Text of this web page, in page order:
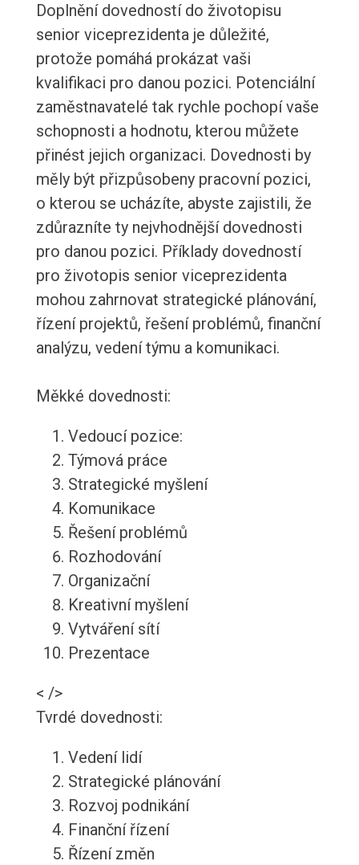
Doplnění dovedností do životopisu
senior viceprezidenta je důležité,
protože pomáhá prokázat vaši
kvalifikaci pro danou pozici. Potenciální
zaměstnavatelé tak rychle pochopí vaše
schopnosti a hodnotu, kterou můžete
přinést jejich organizaci. Dovednosti by
měly být přizpůsobeny pracovní pozici,
o kterou se ucházíte, abyste zajistili, že
zdůrazníte ty nejvhodnější dovednosti
pro danou pozici. Příklady dovedností
pro životopis senior viceprezidenta
mohou zahrnovat strategické plánování,
řízení projektů, řešení problémů, finanční
analýzu, vedení týmu a komunikaci.
Měkké dovednosti:
Vedoucí pozice:
Týmová práce
Strategické myšlení
Komunikace
Řešení problémů
Rozhodování
Organizační
Kreativní myšlení
Vytváření sítí
Prezentace
< />
Tvrdé dovednosti:
Vedení lidí
Strategické plánování
Rozvoj podnikání
Finanční řízení
Řízení změn